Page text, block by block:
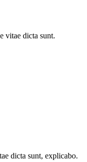
vitae dicta sunt.
dicta sunt, explicabo.